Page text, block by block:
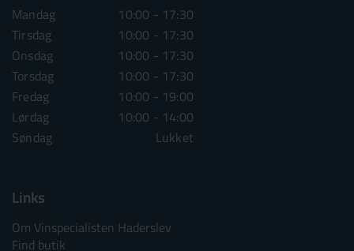
Mandag
10:00 - 17:30
Tirsdag
10:00 - 17:30
Onsdag
10:00 - 17:30
Torsdag
10:00 - 17:30
Fredag
10:00 - 19:00
Lørdag
10:00 - 14:00
Søndag
Lukket
Links
Om Vinspecialisten Haderslev
Find butik